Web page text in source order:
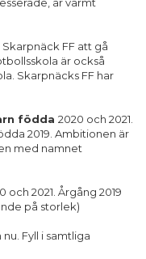
FF att gå
är också
Skarpnäcks FF har
födda 2020 och 2021.
2019. Ambitionen är
med namnet
och 2021. Årgång 2019
på storlek)
Fyll i samtliga